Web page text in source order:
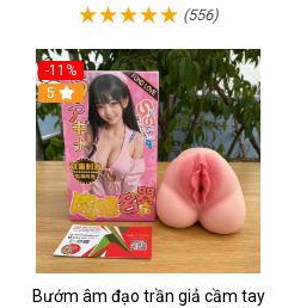
(556)
-11%
5
Bướm âm đạo trần giả cầm tay